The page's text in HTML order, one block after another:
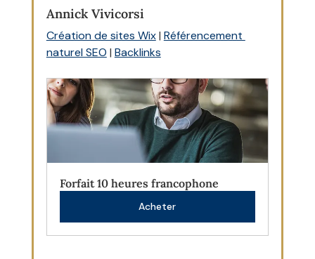
Annick Vivicorsi
Création de sites Wix | Référencement
naturel SEO | Backlinks
Forfait 10 heures francophone
Acheter